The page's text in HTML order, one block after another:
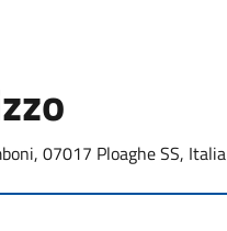
07017 Ploaghe SS, Italia